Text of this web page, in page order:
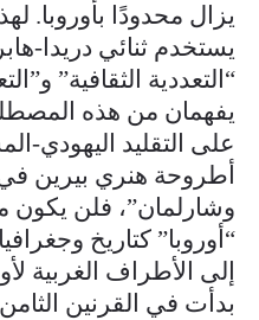
يزال محدودًا بأوروبا.
يستخدم ثنائي دريدا-
“التعددية الثقافية”
يفهمان من هذه
على التقليد اليهودي-
أطروحة هنري بيرين
وشارلمان”، فلن
“أوروبا” كتاريخ
إلى الأطراف الغربية
بدأت في القرنين